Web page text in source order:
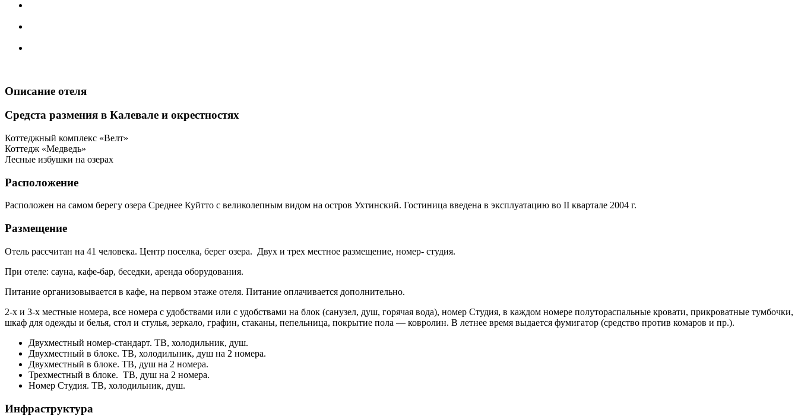
Описание отеля
Средста размения в Калевале и окрестностях
Коттеджный комплекс «Велт»
Коттедж «Медведь»
Лесные избушки на озерах
Расположение
Расположен на самом берегу озера Среднее Куйтто с великолепным видом на остров Ухтинский. Гостиница введена в эксплуатацию во II квартале 2004 г.
Размещение
Отель рассчитан на 41 человека. Центр поселка, берег озера. Двух и трех местное размещение, номер- студия.
При отеле: сауна, кафе-бар, беседки, аренда оборудования.
Питание организовывается в кафе, на первом этаже отеля. Питание оплачивается дополнительно.
2-х и 3-х местные номера, все номера с удобствами или с удобствами на блок (санузел, душ, горячая вода), номер Студия, в каждом номере полутораспальные кровати, прикроватные тумбочки,
шкаф для одежды и белья, стол и стулья, зеркало, графин, стаканы, пепельница, покрытие пола — ковролин. В летнее время выдается фумигатор (средство против комаров и пр.).
Двухместный номер-стандарт. ТВ, холодильник, душ.
Двухместный в блоке. ТВ, холодильник, душ на 2 номера.
Двухместный в блоке. ТВ, душ на 2 номера.
Трехместный в блоке. ТВ, душ на 2 номера.
Номер Студия. ТВ, холодильник, душ.
Инфраструктура